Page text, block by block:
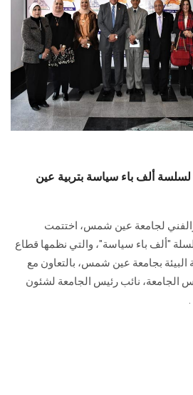
لسلسة ألف باء سياسة بتربية عين
لجامعة عين شمس، اختتمت
"ألف باء سياسة"، والتي نظمها قطاع
بجامعة عين شمس، بالتعاون مع
الجامعة، نائب رئيس الجامعة لشئون